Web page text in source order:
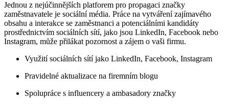
Jednou z nejúčinnějších platforem ​pro propagaci značky
zaměstnavatele⁣ je sociální média. Práce ‍na vytváření⁣ zajímavého
obsahu a interakce se zaměstnanci a potenciálními‍ kandidáty
prostřednictvím ⁤sociálních sítí, jako⁢ jsou LinkedIn, Facebook nebo
Instagram,⁢ může přilákat pozornost a zájem o vaši ‍firmu.
Využití sociálních⁤ sítí jako LinkedIn, Facebook, Instagram
Pravidelné aktualizace na ‍firemním blogu
Spolupráce⁣ s influencery a ambasadory⁢ značky